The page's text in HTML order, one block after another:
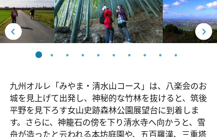
九州オルレ「みやま・清水山コース」は、八楽会のお
城を見上げて出発し、神秘的な竹林を抜けると、筑後
平野を見下ろす女山史跡森林公園展望台に到着しま
す。さらに、神籠石の傍を下り清水寺へ向かうと、雪
舟が造ったと云われる本坊庭園や、五百羅漢、三重塔